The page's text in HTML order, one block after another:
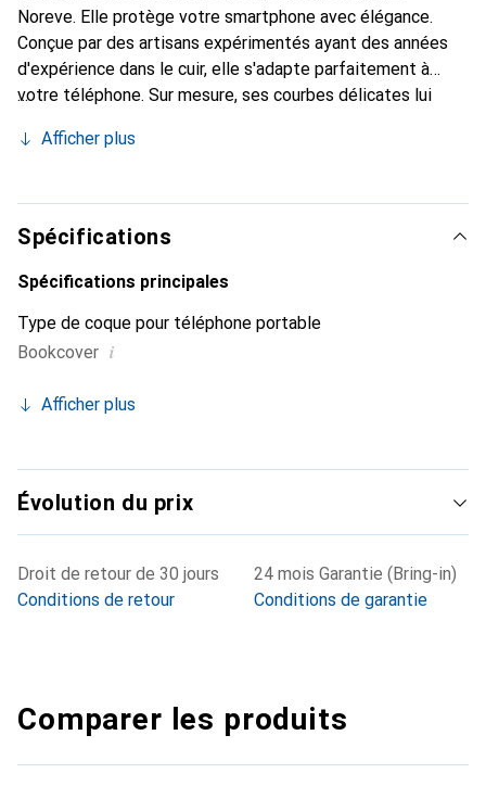
Noreve. Elle protège votre smartphone avec élégance.
Conçue par des artisans expérimentés ayant des années
d'expérience dans le cuir, elle s'adapte parfaitement à
votre téléphone. Sur mesure, ses courbes délicates lui
l'accessoire chic et indispensable pour votre smartphone.
ses produits de haute qualité et constitue un choix fiable
pour une clientèle exigeante.
Afficher plus
Spécifications
Spécifications principales
Type de coque pour téléphone portable
Bookcover i
Afficher plus
Évolution du prix
Droit de retour de 30 jours
Conditions de retour
24 mois Garantie (Bring-in)
Conditions de garantie
Comparer les produits